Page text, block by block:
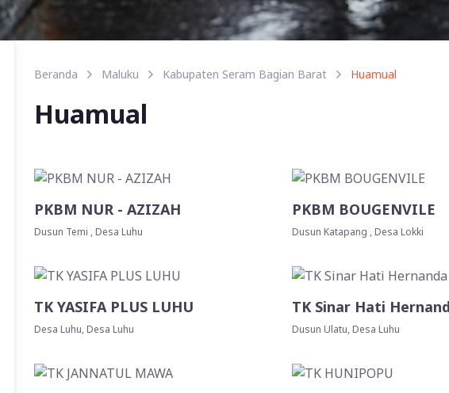
Beranda Maluku Kabupaten Seram Bagian Barat Huamual
Huamual
PKBM NUR - AZIZAH
Dusun Temi , Desa Luhu
PKBM BOUGENVILE
Dusun Katapang , Desa Lokki
TK YASIFA PLUS LUHU
Desa Luhu, Desa Luhu
TK Sinar Hati
Dusun Ulatu, Desa Luhu